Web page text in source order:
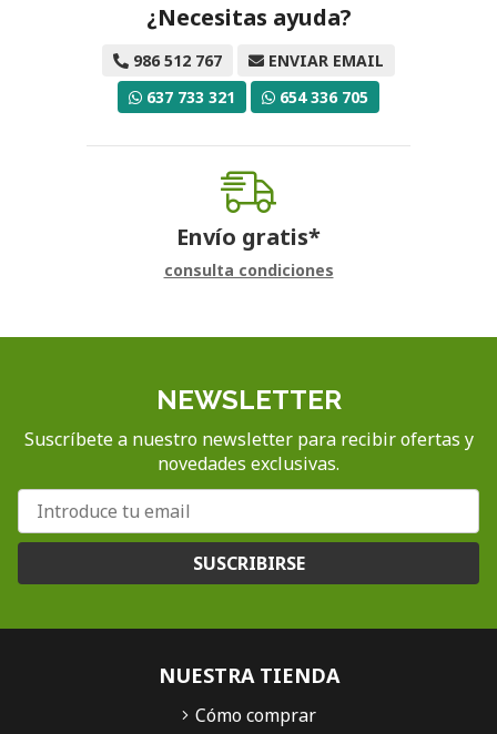
¿Necesitas ayuda?
986 512 767
ENVIAR EMAIL
637 733 321
654 336 705
Envío gratis*
consulta condiciones
NEWSLETTER
Suscríbete a nuestro newsletter para recibir ofertas y
novedades exclusivas.
SUSCRIBIRSE
NUESTRA TIENDA
Cómo comprar